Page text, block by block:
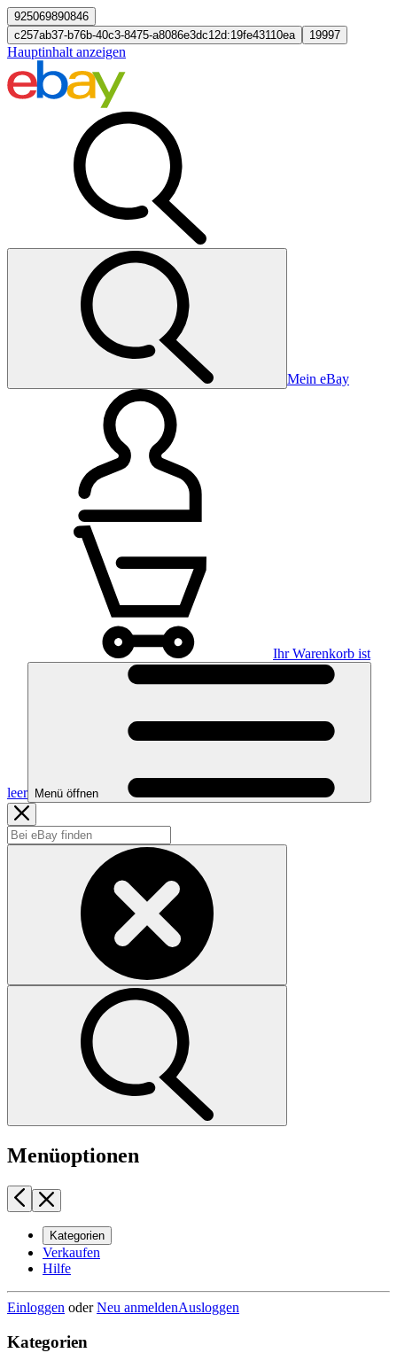
925069890846
c257ab37-b76b-40c3-8475-a8086e3dc12d:19fe43110ea
19997
Hauptinhalt anzeigen
Mein eBay
Ihr Warenkorb ist
leer Menü öffnen
Menüoptionen
Kategorien
Verkaufen
Hilfe
Einloggen oderNeu anmeldenAusloggen
Kategorien